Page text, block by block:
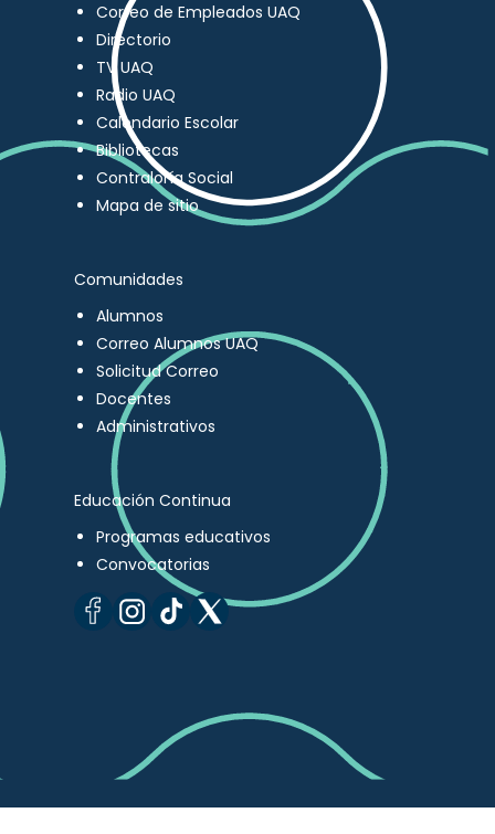
Correo de Empleados UAQ
Directorio
TV UAQ
Radio UAQ
Calendario Escolar
Bibliotecas
Contraloría Social
Mapa de sitio
Comunidades
Alumnos
Correo Alumnos UAQ
Solicitud Correo
Docentes
Administrativos
Educación Continua
Programas educativos
Convocatorias